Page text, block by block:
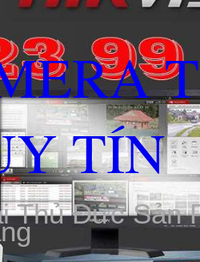
TÍN
Thủ Đức Sản